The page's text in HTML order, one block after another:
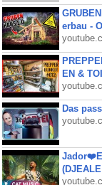
erbau -
EN &
Das